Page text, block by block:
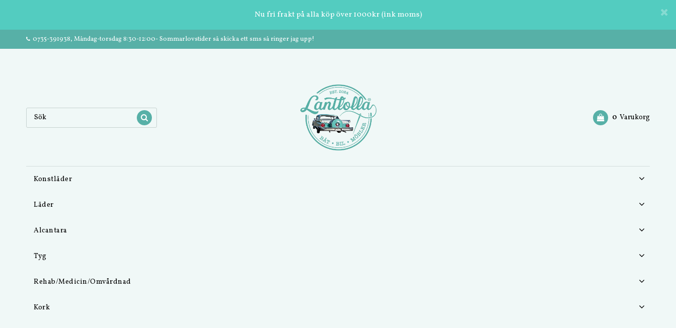
Nu fri frakt på alla köp över 1000kr (ink moms)
0735-391938, Måndag-torsdag 8:30-12:00- Sommarlovstider så skicka ett sms så ringer jag upp!
0 Varukorg
Konstläder
Läder
Alcantara
Tyg
Rehab/Medicin/Omvårdnad
Kork